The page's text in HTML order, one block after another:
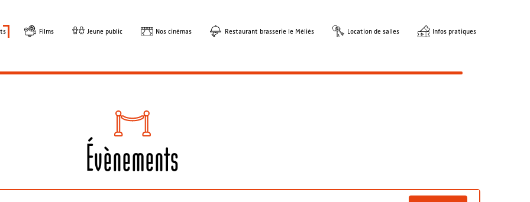
Films Jeune public Nos cinémas Restaurant brasserie le Méliès Location de salles Infos pratiques
Évènements